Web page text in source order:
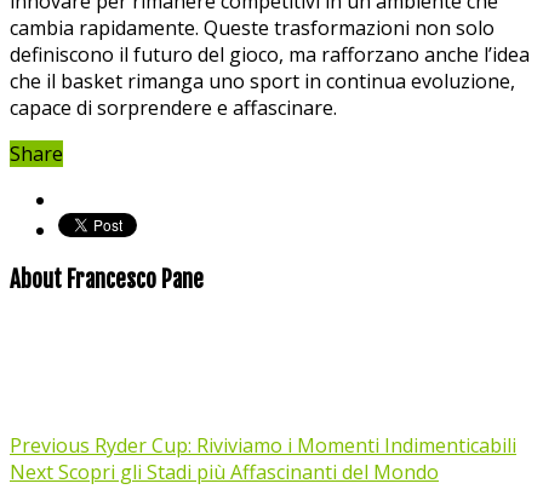
cambia rapidamente. Queste​ trasformazioni non solo
definiscono il futuro ​del ​gioco,‌ ma⁣ rafforzano‍ anche l’idea
che ⁢il basket⁢ rimanga uno ‍sport‍ in continua evoluzione,
capace di sorprendere e affascinare.
Share
About Francesco Pane
Previous Ryder Cup: Riviviamo i Momenti Indimenticabili
NextScopri gli Stadi più Affascinanti del Mondo